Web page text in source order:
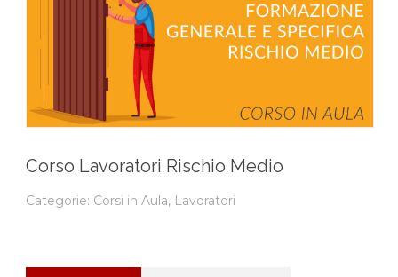
Corso Lavoratori Rischio Medio
Categorie: Corsi in Aula, Lavoratori